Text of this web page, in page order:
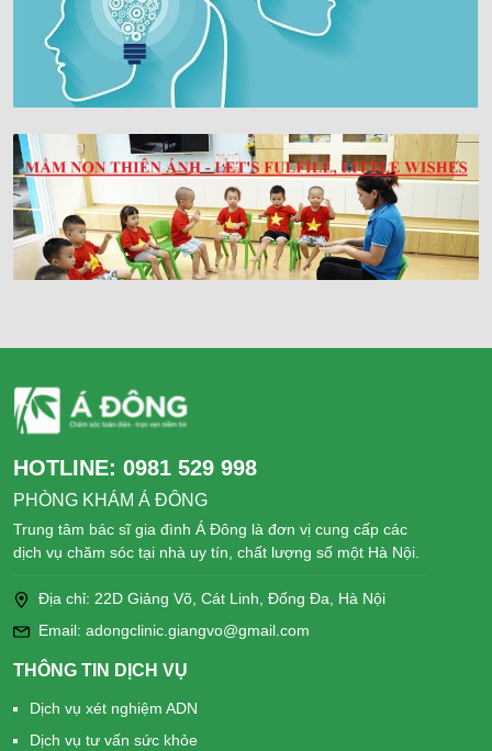
HOTLINE: 0981 529 998
PHÒNG KHÁM Á ĐÔNG
Trung tâm bác sĩ gia đình Á Đông là đơn vị cung cấp các
dịch vụ chăm sóc tại nhà uy tín, chất lượng số một Hà Nội.
Địa chỉ: 22D Giảng Võ, Cát Linh, Đống Đa, Hà Nội
Email: adongclinic.giangvo@gmail.com
THÔNG TIN DỊCH VỤ
Dịch vụ xét nghiệm ADN
Dịch vụ tư vấn sức khỏe